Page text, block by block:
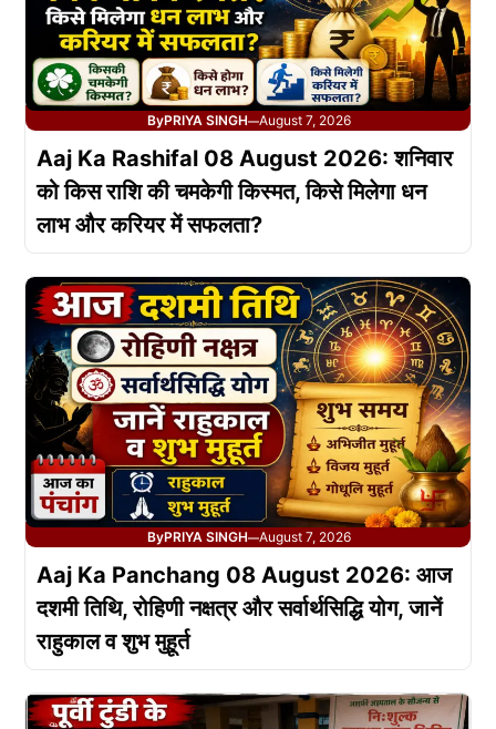
ByPRIYA SINGH—August 7, 2026
Aaj Ka Rashifal 08 August 2026: शनिवार
को किस राशि की चमकेगी किस्मत, किसे मिलेगा धन
लाभ और करियर में सफलता?
ByPRIYA SINGH—August 7, 2026
Aaj Ka Panchang 08 August 2026: आज
दशमी तिथि, रोहिणी नक्षत्र और सर्वार्थसिद्धि योग, जानें
राहुकाल व शुभ मुहूर्त